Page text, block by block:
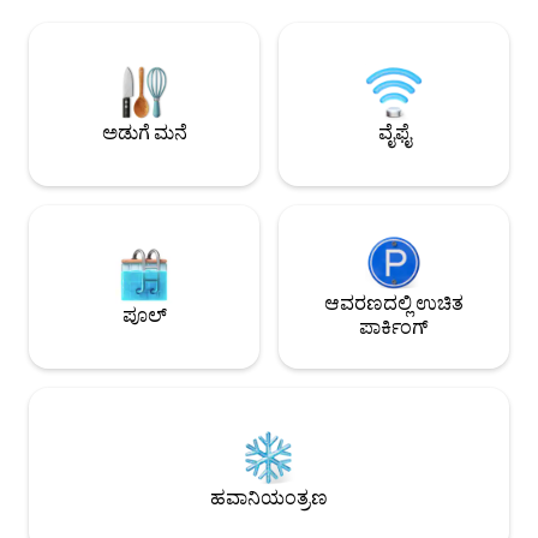
ಚಾಲಿತ ಅಪಾರ್ಟ್‌ಮೆಂಟ್‌ಗಳು ಸಂಜೆ 4 ಗಂಟೆಗೆ
ಸ್ವಯಂ ಚೆಕ್-ಇನ್, ಪಠ್ಯದ ಮೂಲಕ 24/7 ಗೆಸ್ಟ್
ಬೆಂಬಲ ಮತ್ತು ಮೊಬೈಲ್ ಸಾಧನದ ಮೂಲಕ
ವರ್ಚುವಲ್ ಫ್ರಂಟ್ ಡೆಸ್ಕ್ ಅನ್ನು ನೀಡುತ್ತವೆ.
ಆಯ್ಕೆಯೊಂದಿಗೆ),
ಚಿಂತನಶೀಲ ಡಿಸೈನರ್
ಟ್ಯಾಂಪಾದ ಅತ್ಯಂತ
ಪ್ರದೇಶಗಳಲ್ಲಿ
ಅಡುಗೆ ಮನೆ ವೈಫೈ
ಪೂಲ್
ಆವರಣದಲ್ಲಿ ಉಚಿತ
ಪಾರ್ಕಿಂಗ್
ಹವಾನಿಯಂತ್ರಣ